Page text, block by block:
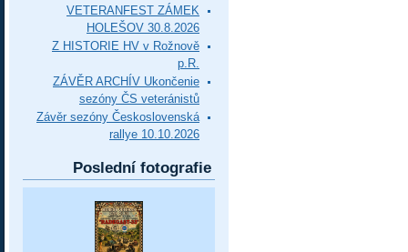
VETERANFEST ZÁMEK
HOLEŠOV 30.8.2026
Z HISTORIE HV v Rožnově
p.R.
ZÁVĚR ARCHÍV Ukončenie
sezóny ČS veteránistů
Závěr sezóny Československá
rallye 10.10.2026
Poslední fotografie